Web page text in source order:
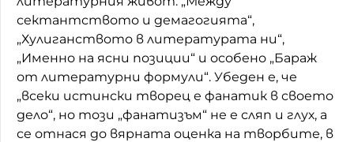
сектантството и демагогията“,
„Хулиганството в литературата ни“,
„Именно на ясни позиции“ и особено „Бараж
от литературни формули“. Убеден е, че
„всеки истински творец е фанатик в своето
дело“, но този „фанатизъм“ не е сляп и глух, а
се отнася до вярната оценка на творбите, в